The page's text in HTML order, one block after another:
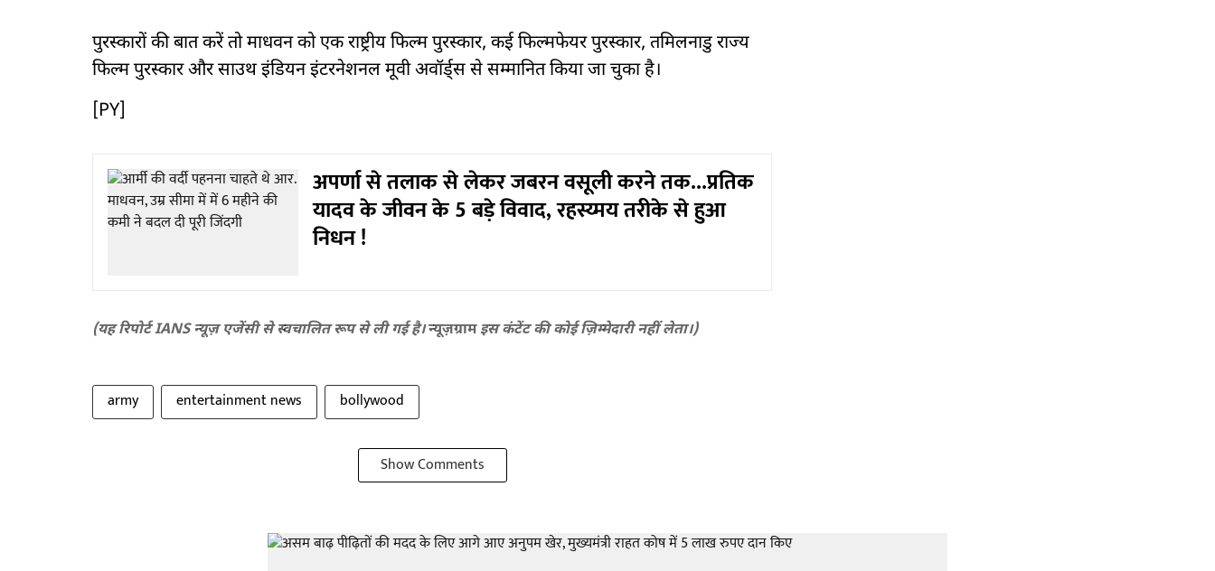
पुरस्कारों की बात करें तो माधवन को एक राष्ट्रीय फिल्म पुरस्कार, कई फिल्मफेयर पुरस्कार, तमिलनाडु राज्य
फिल्म पुरस्कार और साउथ इंडियन इंटरनेशनल मूवी अवॉर्ड्स से सम्मानित किया जा चुका है।
[PY]
अपर्णा से तलाक से लेकर जबरन वसूली करने तक...प्रतिक
यादव के जीवन के 5 बड़े विवाद, रहस्य्मय तरीके से हुआ
निधन !
(यह रिपोर्ट IANS न्यूज़ एजेंसी से स्वचालित रूप से ली गई है।न्यूज़ग्रामइस कंटेंट की कोई ज़िम्मेदारी नहीं लेता।)
army entertainment news bollywood
Show Comments